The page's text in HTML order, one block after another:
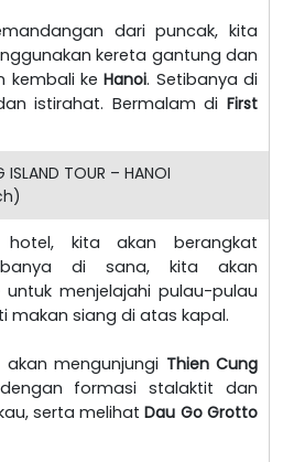
dari puncak, kita
kereta gantung dan
kembali keHanoi. Setibanya di
istirahat. Bermalam di First
ISLAND TOUR – HANOI
kita akan berangkat
di sana, kita akan
untuk menjelajahi pulau-pulau
makan siang di atas kapal.
mengunjungi Thien Cung
formasi stalaktit dan
serta melihatDau Go Grotto